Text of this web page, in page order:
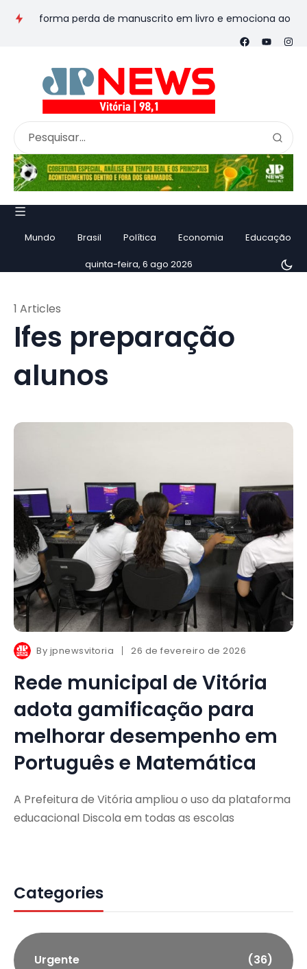
perda de manuscrito em livro e emociona ao contar
Mundo Brasil Política Economia Educação
quinta-feira, 6 ago 2026
Ifes preparação
alunos
1 Articles
By jpnewsvitoria 26 de fevereiro de 2026
Rede municipal de Vitória
adota gamificação para
melhorar desempenho em
Português e Matemática
A Prefeitura de Vitória ampliou o uso da plataforma
educacional Discola em todas as escolas
Categories
Urgente (36)